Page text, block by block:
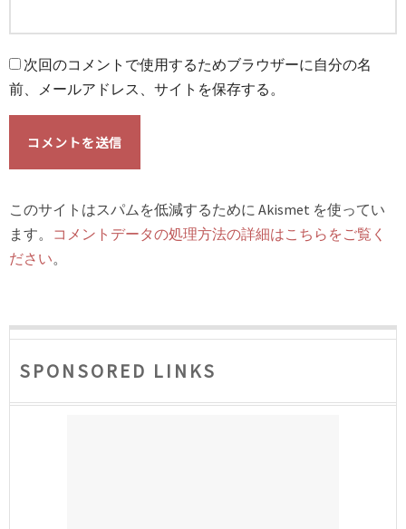
次回のコメントで使用するためブラウザーに自分の名
前、メールアドレス、サイトを保存する。
このサイトはスパムを低減するために Akismet を使ってい
ます。 コメントデータの処理方法の詳細はこちらをご覧く
ださい。
SPONSORED LINKS